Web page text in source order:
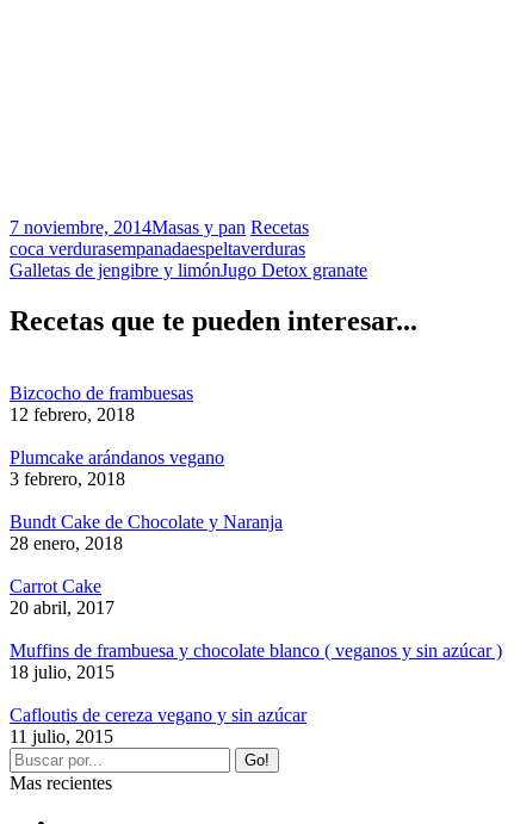
7 noviembre, 2014Masas y pan Recetas
coca verdurasempanadaespeltaverduras
Galletas de jengibre y limónJugo Detox granate
Recetas que te pueden interesar...
Bizcocho de frambuesas
12 febrero, 2018
Plumcake arándanos vegano
3 febrero, 2018
Bundt Cake de Chocolate y Naranja
28 enero, 2018
Carrot Cake
20 abril, 2017
Muffins de frambuesa y chocolate blanco ( veganos y sin azúcar )
18 julio, 2015
Cafloutis de cereza vegano y sin azúcar
11 julio, 2015
Mas recientes